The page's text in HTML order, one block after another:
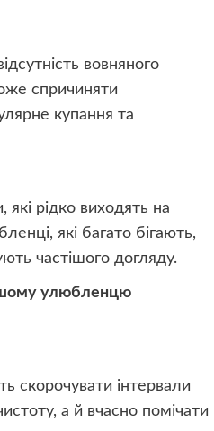
вовняного
спричиняти
купання та
рідко виходять на
які багато бігають,
частішого догляду.
улюбленцю
скорочувати інтервали
а й вчасно помічати